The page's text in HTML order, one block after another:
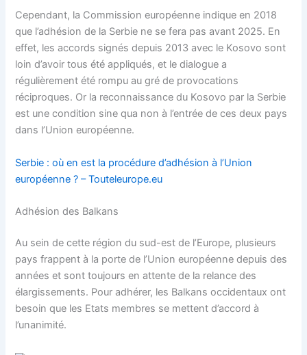
Cependant, la Commission européenne indique en 2018
que l’adhésion de la Serbie ne se fera pas avant 2025. En
effet, les accords signés depuis 2013 avec le Kosovo sont
loin d’avoir tous été appliqués, et le dialogue a
régulièrement été rompu au gré de provocations
réciproques. Or la reconnaissance du Kosovo par la Serbie
est une condition sine qua non à l’entrée de ces deux pays
dans l’Union européenne.
Serbie : où en est la procédure d’adhésion à l’Union
européenne ? – Touteleurope.eu
Adhésion des Balkans
Au sein de cette région du sud-est de l’Europe, plusieurs
pays frappent à la porte de l’Union européenne depuis des
années et sont toujours en attente de la relance des
élargissements. Pour adhérer, les Balkans occidentaux ont
besoin que les Etats membres se mettent d’accord à
l’unanimité.